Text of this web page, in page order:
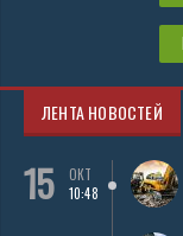
ЛЕНТА НОВОСТЕЙ
15
ОКТ
10:48